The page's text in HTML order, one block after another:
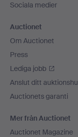
Sociala medier
Auctionet
Om Auctionet
Press
Lediga jobb
Anslut ditt
Auctionets garanti
Mer från Auctionet
Auctionet Magazine